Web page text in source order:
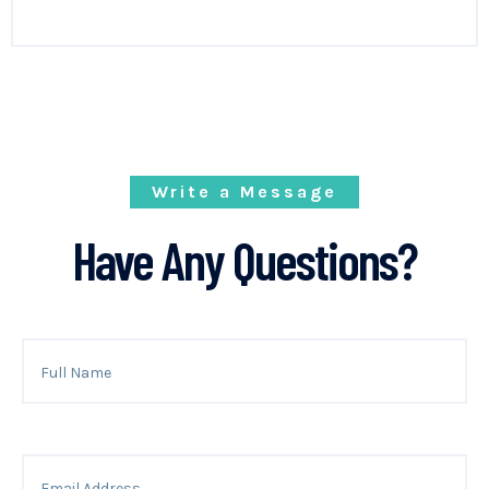
Write a Message
Have Any Questions?